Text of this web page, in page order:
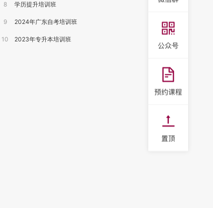
8 学历提升培训班
9 2024年广东自考培训班
10 2023年专升本培训班